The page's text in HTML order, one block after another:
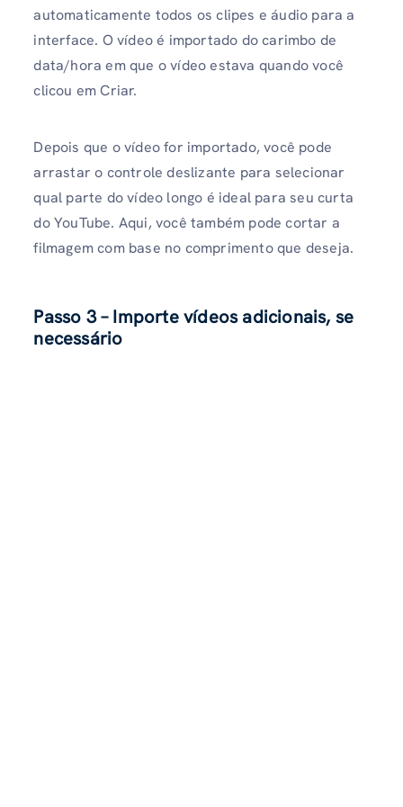
automaticamente todos os clipes e áudio para a
interface. O vídeo é importado do carimbo de
data/hora em que o vídeo estava quando você
clicou em Criar.
Depois que o vídeo for importado, você pode
arrastar o controle deslizante para selecionar
qual parte do vídeo longo é ideal para seu curta
do YouTube. Aqui, você também pode cortar a
filmagem com base no comprimento que deseja.
Passo 3 – Importe vídeos adicionais, se
necessário